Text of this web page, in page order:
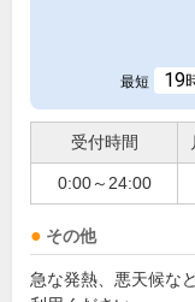
最短 19
受付時間
0:00～24:00
その他
急な発熱、悪天候な